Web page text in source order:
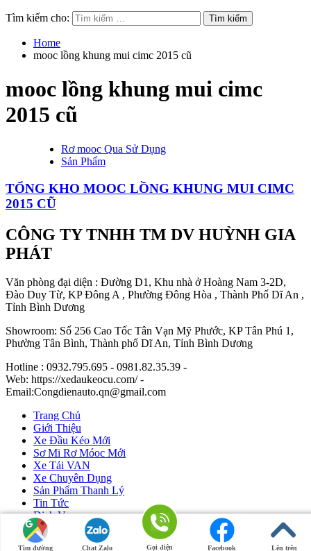
Tìm kiếm cho:
Home
mooc lồng khung mui cimc 2015 cũ
mooc lồng khung mui cimc
2015 cũ
Rơ mooc Qua Sử Dụng
Sản Phẩm
TỔNG KHO MOOC LỒNG KHUNG MUI CIMC
2015 CŨ
CÔNG TY TNHH TM DV HUỲNH GIA
PHÁT
Văn phòng đại diện : Đường D1, Khu nhà ở Hoàng Nam 3-2D,
Đào Duy Từ, KP Đông A , Phường Đông Hòa , Thành Phố Dĩ An ,
Tỉnh Bình Dương
Showroom: Số 256 Cao Tốc Tân Vạn Mỹ Phước, KP Tân Phú 1,
Phường Tân Bình, Thành phố Dĩ An, Tỉnh Bình Dương
Hotline : 0932.795.695 - 0981.82.35.39 -
Web: https://xedaukeocu.com/ -
Email:Congdienauto.qn@gmail.com
Tìm đường Chat Zalo Gọi điện Facebook Lên trên
Trang Chủ
Giới Thiệu
Xe Đầu Kéo Mới
Sơ Mi Rơ Móoc Mới
Xe Tải VAN
Xe Chuyên Dụng
Sản Phẩm Thanh Lý
Tin Tức
Dịch Vụ
Liên Hệ